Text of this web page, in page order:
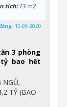
3 phòng
bao hết
NGỦ,
TỶ (BAO
tích:73 m2
10-06-2020